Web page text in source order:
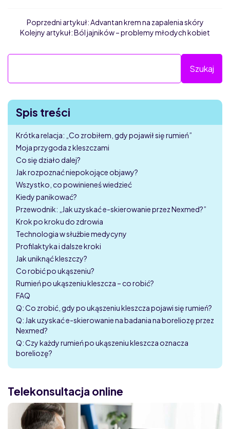
Poprzedni artykuł:Advantan krem na zapalenia skóry
Kolejny artykuł:Ból jajników – problemy młodych kobiet
Spis treści
Krótka relacja: „Co zrobiłem, gdy pojawił się rumień”
Moja przygoda z kleszczami
Co się działo dalej?
Jak rozpoznać niepokojące objawy?
Wszystko, co powinieneś wiedzieć
Kiedy panikować?
Przewodnik: „Jak uzyskać e-skierowanie przez Nexmed?”
Krok po kroku do zdrowia
Technologia w służbie medycyny
Profilaktyka i dalsze kroki
Jak uniknąć kleszczy?
Co robić po ukąszeniu?
Rumień po ukąszeniu kleszcza – co robić?
FAQ
Q: Co zrobić, gdy po ukąszeniu kleszcza pojawi się rumień?
Q: Jak uzyskać e-skierowanie na badania na boreliozę przez
Nexmed?
Q: Czy każdy rumień po ukąszeniu kleszcza oznacza
boreliozę?
Telekonsultacja online